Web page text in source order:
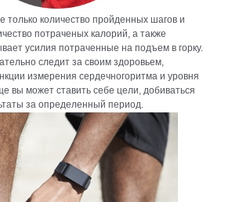
только количество пройденных шагов и
потраченых калорий, а также
усилия потраченные на подъем в горку.
следит за своим здоровьем,
измерения сердечногоритма и уровня
вы может ставить себе цели, добиваться
за определенный период.